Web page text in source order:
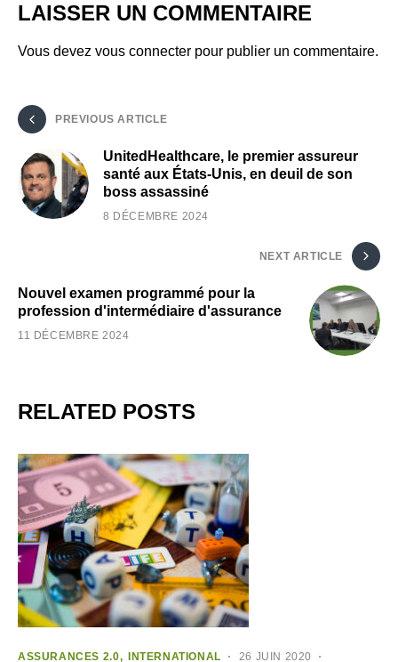
LAISSER UN COMMENTAIRE
Vous devez vous connecter pour publier un commentaire.
PREVIOUS ARTICLE
UnitedHealthcare, le premier assureur
santé aux États-Unis, en deuil de son
boss assassiné
8 DÉCEMBRE 2024
NEXT ARTICLE
Nouvel examen programmé pour la
profession d'intermédiaire d'assurance
11 DÉCEMBRE 2024
RELATED POSTS
ASSURANCES 2.0 INTERNATIONAL
26 JUIN 2020